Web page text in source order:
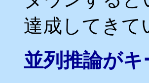
達成してきて
並列推論が